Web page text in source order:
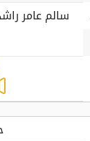
سالم عامر